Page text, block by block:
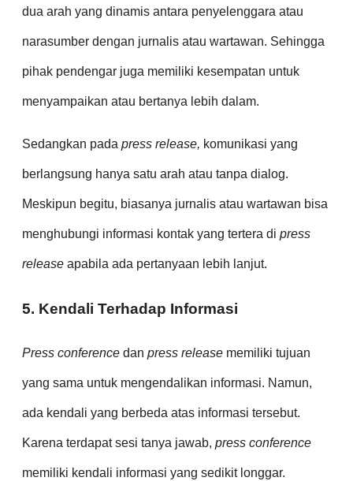
dua arah yang dinamis antara penyelenggara atau
narasumber dengan jurnalis atau wartawan. Sehingga
pihak pendengar juga memiliki kesempatan untuk
menyampaikan atau bertanya lebih dalam.
Sedangkan pada press release, komunikasi yang
berlangsung hanya satu arah atau tanpa dialog.
Meskipun begitu, biasanya jurnalis atau wartawan bisa
menghubungi informasi kontak yang tertera di press
release apabila ada pertanyaan lebih lanjut.
5. Kendali Terhadap Informasi
Press conference dan press release memiliki tujuan
yang sama untuk mengendalikan informasi. Namun,
ada kendali yang berbeda atas informasi tersebut.
Karena terdapat sesi tanya jawab, press conference
memiliki kendali informasi yang sedikit longgar.